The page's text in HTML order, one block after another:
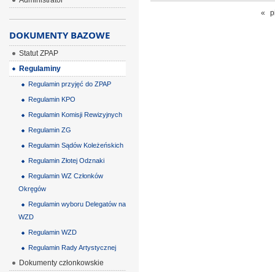
«
DOKUMENTY BAZOWE
Statut ZPAP
Regulaminy
Regulamin przyjęć do ZPAP
Regulamin KPO
Regulamin Komisji Rewizyjnych
Regulamin ZG
Regulamin Sądów Koleżeńskich
Regulamin Złotej Odznaki
Regulamin WZ Członków
Okręgów
Regulamin wyboru Delegatów na
WZD
Regulamin WZD
Regulamin Rady Artystycznej
Dokumenty członkowskie